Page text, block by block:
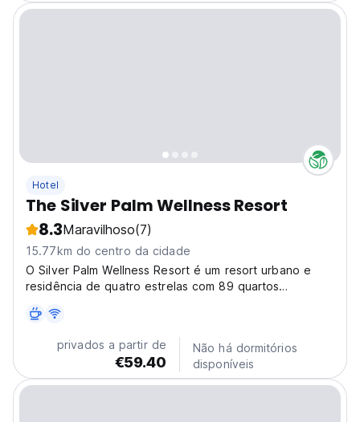
Hotel
The Silver Palm Wellness Resort
8.3Maravilhoso(7)
15.77km do centro da cidade
O Silver Palm Wellness Resort é um resort urbano e
residência de quatro estrelas com 89 quartos
privados a partir de
€59.40
Não há dormitórios
disponíveis